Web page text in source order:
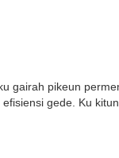
gairah pikeun
gede. Ku